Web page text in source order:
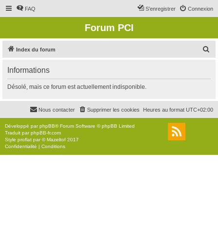
FAQ Connexion
S’enregistrer
Forum PCI
Index du forum
r
c
r
Informations
Désolé, mais ce forum est actuellement indisponible.
Heures au format UTC+02:00
Supprimer les cookies
Nous contacter
Développé parphpBB® Forum Software © phpBB Limited
Traduit parphpBB-fr.com
Style proflat par ©Mazeltof 2017
Confidentialité | Conditions